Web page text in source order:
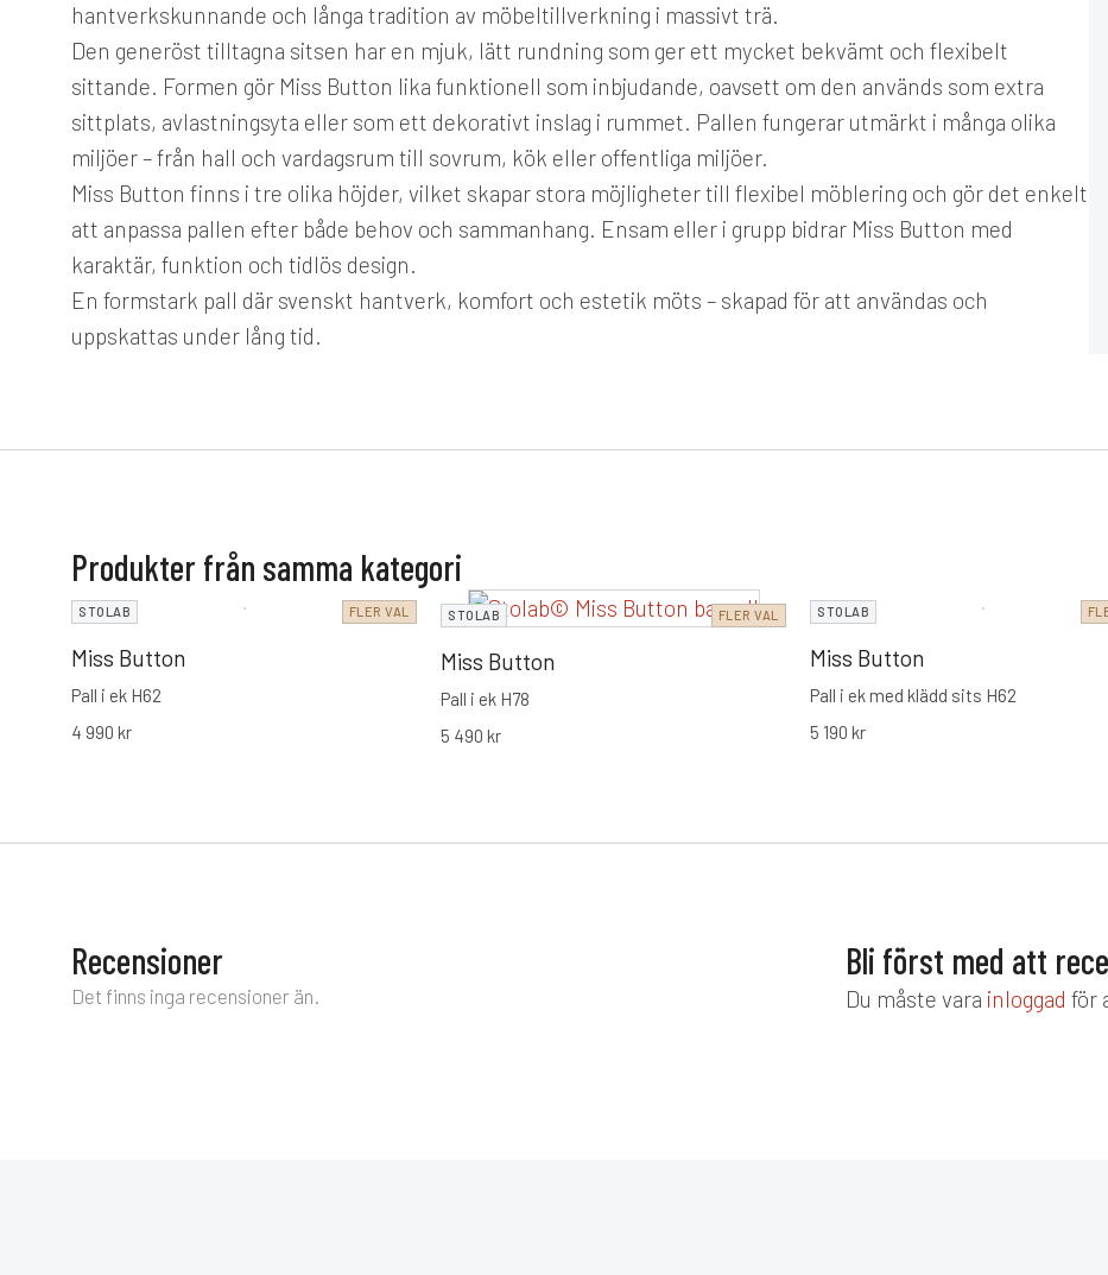
hantverkskunnande och långa tradition av möbeltillverkning i massivt trä.
Den generöst tilltagna sitsen har en mjuk, lätt rundning som ger ett mycket bekvämt och flexibelt
sittande. Formen gör Miss Button lika funktionell som inbjudande, oavsett om den används som extra
sittplats, avlastningsyta eller som ett dekorativt inslag i rummet. Pallen fungerar utmärkt i många olika
miljöer – från hall och vardagsrum till sovrum, kök eller offentliga miljöer.
Miss Button finns i tre olika höjder, vilket skapar stora möjligheter till flexibel möblering och gör det enkelt
att anpassa pallen efter både behov och sammanhang. Ensam eller i grupp bidrar Miss Button med
karaktär, funktion och tidlös design.
En formstark pall där svenskt hantverk, komfort och estetik möts – skapad för att användas och
uppskattas under lång tid.
Produkter från samma kategori
STOLAB FLER VAL
Miss Button
Pall i ek H62
4 990 kr
STOLAB FLER VAL
Miss Button
Pall i ek H78
5 490 kr
STOLAB
Miss Button
Pall i ek med klädd sits H62
5 190 kr
Recensioner
Det finns inga recensioner än.
Bli först med att
Du måste vara inloggad för